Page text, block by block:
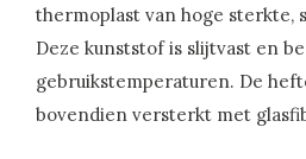
thermoplast van hoge sterkte,
Deze kunststof is slijtvast en
gebruikstemperaturen. De
bovendien versterkt met